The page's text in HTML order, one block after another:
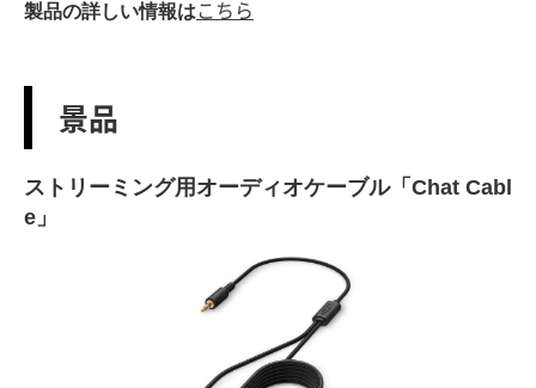
製品の詳しい情報はこちら
景品
ストリーミング用オーディオケーブル「Chat Cabl
e」